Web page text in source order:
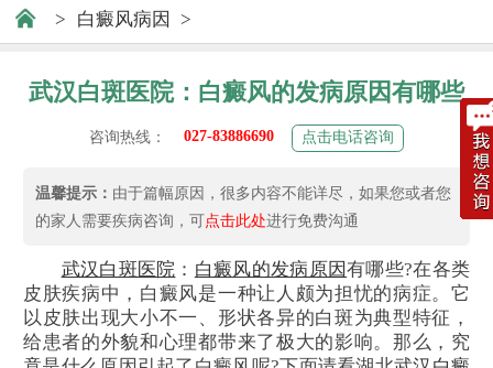
> 白癜风病因 >
武汉白斑医院：白癜风的发病原因有哪些
咨询热线： 027-83886690 点击电话咨询
温馨提示： 由于篇幅原因，很多内容不能详尽，如果您或者您
的家人需要疾病咨询，可点击此处进行免费沟通
武汉白斑医院 ： 白癜风的发病原因有哪些?在各类
皮肤疾病中，白癜风是一种让人颇为担忧的病症。它
以皮肤出现大小不一、形状各异的白斑为典型特征，
给患者的外貌和心理都带来了极大的影响。那么，究